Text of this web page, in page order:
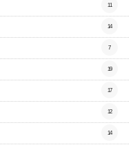
11
14
7
19
17
12
14